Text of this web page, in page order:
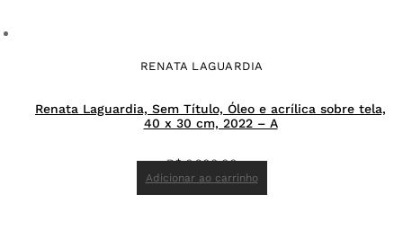
RENATA LAGUARDIA
Renata Laguardia, Sem Título, Óleo e acrílica sobre tela,
40 x 30 cm, 2022 – A
R$6.200,00
Adicionar ao carrinho